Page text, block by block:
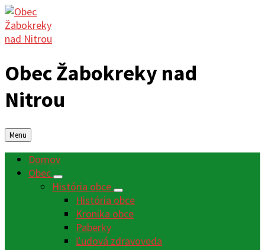
Obec Žabokreky nad
Nitrou
Menu
Domov
Obec
História obce
História obce
Kronika obce
Paberky
Ľudová zdravoveda